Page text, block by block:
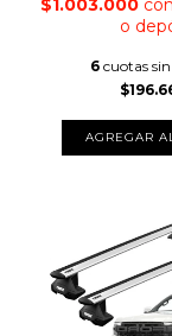
$1.003.000
o
6 cuotas